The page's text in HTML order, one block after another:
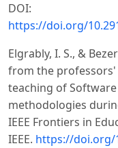
DOI:
https://doi.org/
Elgrably, I. S., &
from the
teaching of
methodologies
IEEE Frontiers in
IEEE. https://doi.org/